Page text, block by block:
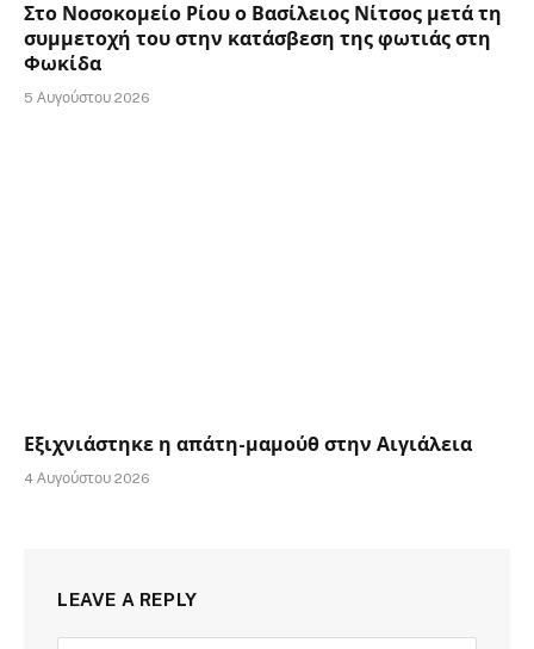
Στο Νοσοκομείο Ρίου ο Βασίλειος Νίτσος μετά τη
συμμετοχή του στην κατάσβεση της φωτιάς στη
Φωκίδα
5 Αυγούστου 2026
Εξιχνιάστηκε η απάτη-μαμούθ στην Αιγιάλεια
4 Αυγούστου 2026
LEAVE A REPLY